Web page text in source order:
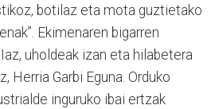
botilaz eta mota guztietako
Ekimenaren bigarren
uholdeak izan eta hilabetera
Herria Garbi Eguna. Orduko
inguruko ibai ertzak